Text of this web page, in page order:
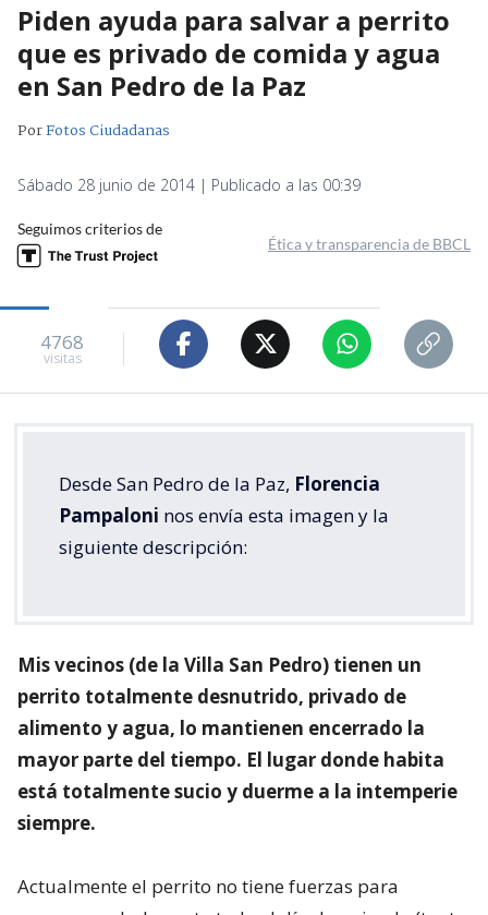
Piden ayuda para salvar a perrito
que es privado de comida y agua
en San Pedro de la Paz
PorFotos Ciudadanas
Sábado 28 junio de 2014 | Publicado a las 00:39
Seguimos criterios de
Ética y transparencia de BBCL
4768
visitas
Desde San Pedro de la Paz, Florencia
Pampaloni nos envía esta imagen y la
siguiente descripción:
Mis vecinos (de la Villa San Pedro) tienen un
perrito totalmente desnutrido, privado de
alimento y agua, lo mantienen encerrado la
mayor parte del tiempo. El lugar donde habita
está totalmente sucio y duerme a la intemperie
siempre.
Actualmente el perrito no tiene fuerzas para